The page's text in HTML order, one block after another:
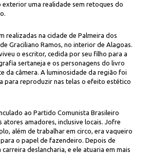
exterior uma realidade sem retoques do
realizadas na cidade de Palmeira dos
Graciliano Ramos, no interior de Alagoas.
o escritor, cedida por seu filho para a
sertaneja e os personagens do livro
da câmera. A luminosidade da região foi
para reproduzir nas telas o efeito estético
ao Partido Comunista Brasileiro
atores amadores, inclusive locais. Jofre
além de trabalhar em circo, era vaqueiro
o papel de fazendeiro. Depois de
carreira deslancharia, e ele atuaria em mais